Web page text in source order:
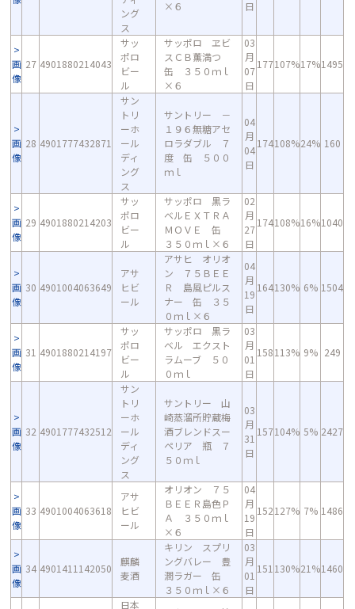
ング
ス
×６
日
画
像
27 4901880214043
サッ
ポロ
ビー
ル
サッポロ ヱビ
スＣＢ薫満つ
缶 ３５０ｍｌ
×６
03
月
07
日
177107%17%1495
画
像
28 4901777432871
サン
トリ
ーホ
ール
ディ
ング
ス
サントリー －
１９６無糖アセ
ロラダブル ７
度 缶 ５００
ｍｌ
04
月
04
日
174108%24% 160
画
像
29 4901880214203
サッ
ポロ
ビー
ル
サッポロ 黒ラ
ベルＥＸＴＲＡ
ＭＯＶＥ 缶
３５０ｍｌ×６
02
月
27
日
174108%16%1040
画
像
30 4901004063649
アサ
ヒビ
ール
アサヒ オリオ
ン ７５ＢＥＥ
Ｒ 島風ピルス
ナー 缶 ３５
０ｍｌ×６
04
月
19
日
164130% 6% 1504
画
像
31 4901880214197
サッ
ポロ
ビー
ル
サッポロ 黒ラ
ベル エクスト
ラムーブ ５０
０ｍｌ
03
月
01
日
158113% 9% 249
画
像
32 4901777432512
サン
トリ
ーホ
ール
ディ
ング
ス
サントリー 山
崎蒸溜所貯蔵梅
酒ブレンドスー
ペリア 瓶 ７
５０ｍｌ
03
月
31
日
157104% 5% 2427
画
像
33 4901004063618
アサ
ヒビ
ール
オリオン ７５
ＢＥＥＲ島色Ｐ
Ａ ３５０ｍｌ
×６
04
月
19
日
152127% 7% 1486
画
像
34 4901411142050
麒麟
麦酒
キリン スプリ
ングバレー 豊
潤ラガー 缶
３５０ｍｌ×６
03
月
01
日
151 130%21%1460
日本